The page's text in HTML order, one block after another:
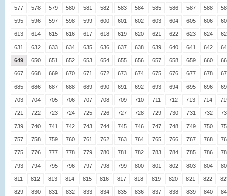
577 578 579 580 581 582 583 584 585 586 587 588
595 596 597 598 599 600 601 602 603 604 605 606
613 614 615 616 617 618 619 620 621 622 623 624
631 632 633 634 635 636 637 638 639 640 641 642
649 650 651 652 653 654 655 656 657 658 659 660
667 668 669 670 671 672 673 674 675 676 677 678
685 686 687 688 689 690 691 692 693 694 695 696
703 704 705 706 707 708 709 710 711 712 713 714
721 722 723 724 725 726 727 728 729 730 731 732
739 740 741 742 743 744 745 746 747 748 749 750
757 758 759 760 761 762 763 764 765 766 767 768
775 776 777 778 779 780 781 782 783 784 785 786
793 794 795 796 797 798 799 800 801 802 803 804
811 812 813 814 815 816 817 818 819 820 821 822
829 830 831 832 833 834 835 836 837 838 839 840